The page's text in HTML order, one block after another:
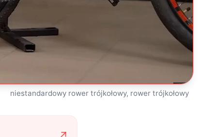
niestandardowy rower trójkołowy, rower trójkołowy